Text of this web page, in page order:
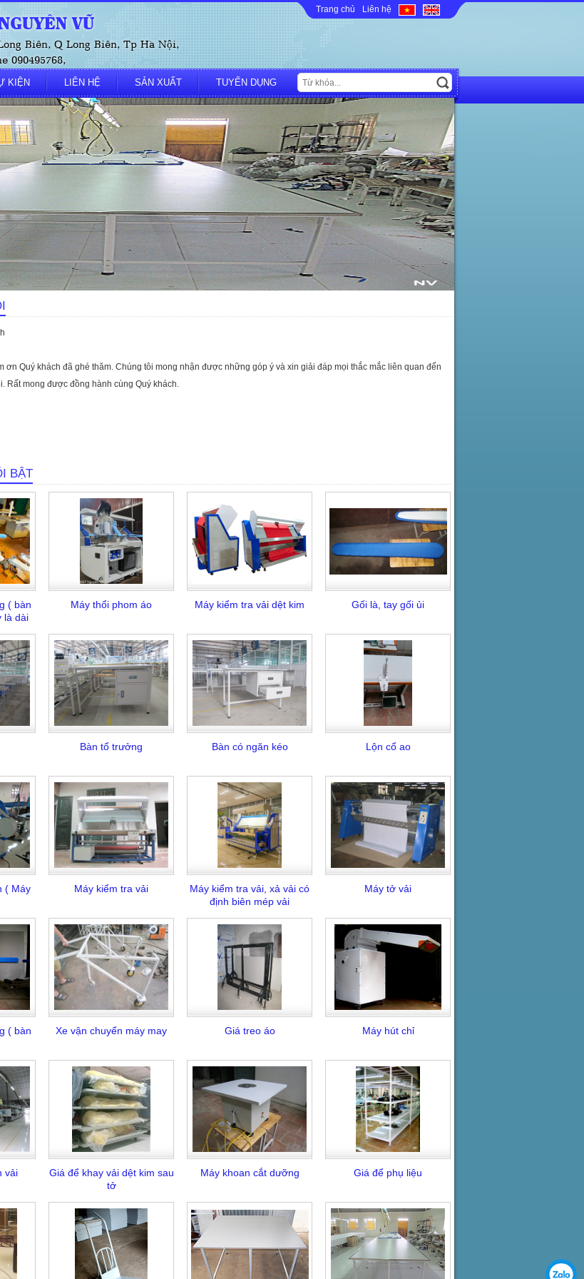
VŨ
Biên, Q Long Biên, Tp Hà Nội,
090495768,
Trang chủ Liên hệ
KIỆN LIÊN HỆ SẢN XUẤT TUYỂN DỤNG
Quý khách đã ghé thăm. Chúng tôi mong nhận được những góp ý và xin giải đáp mọi thắc mắc liên quan đến
Rất mong được đồng hành cùng Quý khách.
BẬT
( bàn
là dài
Máy thổi phom áo Máy kiểm tra vải dệt kim Gối là, tay gối ủi
Bàn tổ trưởng Bàn có ngăn kéo Lộn cổ ao
( Máy
Máy kiểm tra vải
Máy kiểm tra vải, xả vải có
định biên mép vải
Máy tở vải
( bàn
Xe vận chuyển máy may Giá treo áo Máy hút chỉ
vải
Giá để khay vải dệt kim sau
tở
Máy khoan cắt dưỡng Giá để phụ liệu